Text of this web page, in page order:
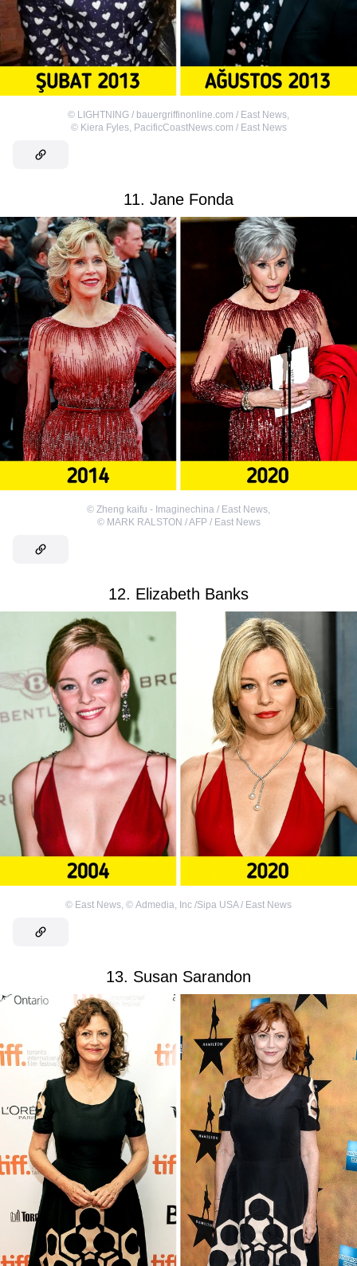
© LIGHTNING / bauergriffinonline.com / East News,
© Kiera Fyles, PacificCoastNews.com / East News
11. Jane Fonda
© Zheng kaifu - Imaginechina / East News,
© MARK RALSTON / AFP / East News
12. Elizabeth Banks
© East News © Admedia, Inc /Sipa USA / East News
13. Susan Sarandon